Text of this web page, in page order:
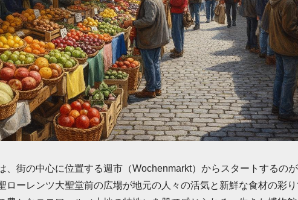
、街の中心に位置する週市（Wochenmarkt）からスタートするの
ローレンツ大聖堂前の広場が地元の人々の活気と新鮮な食材の彩